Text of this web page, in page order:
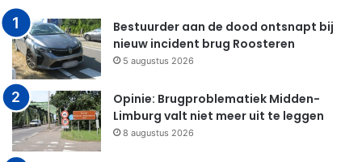
Bestuurder aan de dood ontsnapt bij
nieuw incident brug Roosteren
5 augustus 2026
Opinie: Brugproblematiek Midden-
Limburg valt niet meer uit te leggen
8 augustus 2026